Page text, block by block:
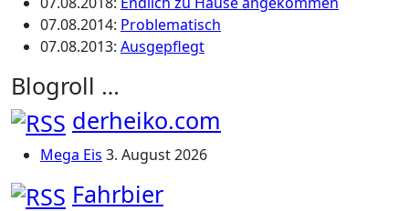
07.08.2014: Problematisch
07.08.2013: Ausgepflegt
Blogroll …
derheiko.com
Mega Eis 3. August 2026
Fahrbier